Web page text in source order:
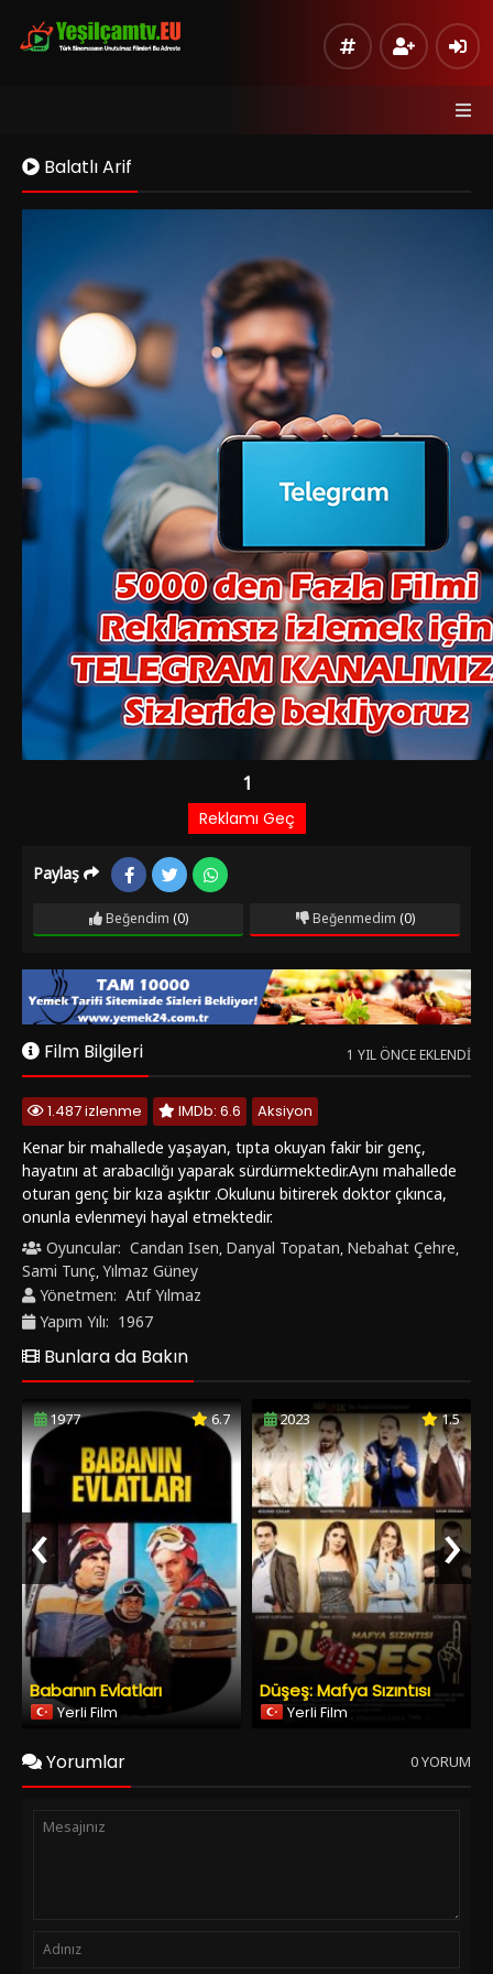
Balatlı Arif
Listeye Ekle Sinema Modu
Paylaş
Beğendim (0) Beğenmedim(0)
1.487 izlenme IMDb: 6.6
Kenar bir mahallede yaşayan, tıpta okuyan fakir bir genç,
oturan genç bir kıza aşıktır .Okulunu bitirerek doktor çıkınca,
onunla evlenmeyi hayal etmektedir.
Oyuncular: Candan Isen,Danyal Topatan,Nebahat Çehre,
Sami Tunç,Yılmaz Güney
Yönetmen: Atıf Yılmaz
Yapım Yılı: 1967
Bunlara da Bakın
1977 6.7
Babanın Evlatları
Yerli Film
2023 1.5
Düşeş: Mafya Sızıntısı
Yerli Film
‹
Yorumlar 0 YORUM
Tüm Hakları Saklıdır